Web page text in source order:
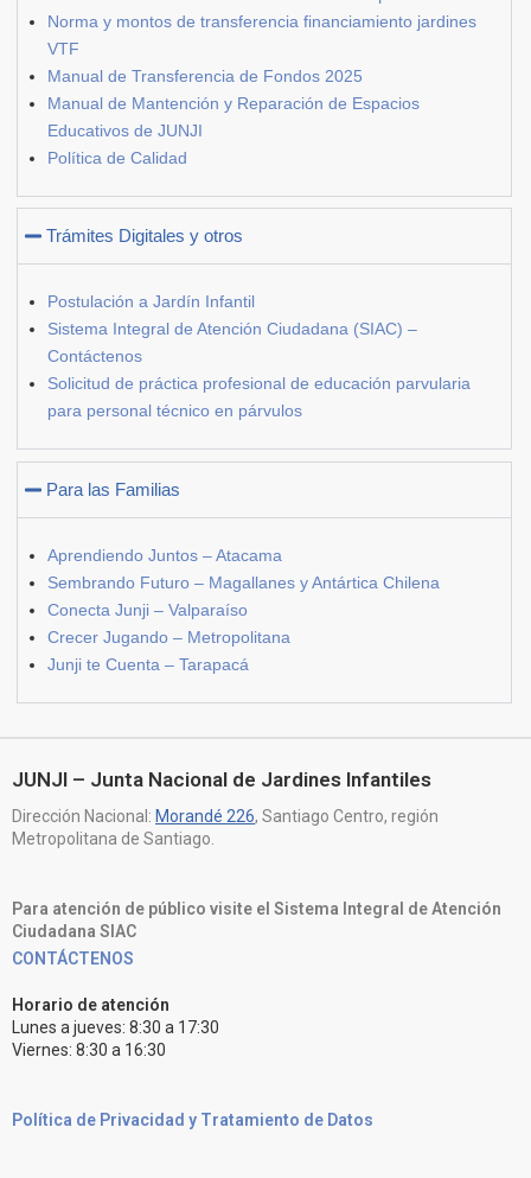
Norma y montos de transferencia financiamiento jardines
VTF
Manual de Transferencia de Fondos 2025
Manual de Mantención y Reparación de Espacios
Educativos de JUNJI
Política de Calidad
Trámites Digitales y otros
Postulación a Jardín Infantil
Sistema Integral de Atención Ciudadana (SIAC) –
Contáctenos
Solicitud de práctica profesional de educación parvularia
para personal técnico en párvulos
Para las Familias
Aprendiendo Juntos – Atacama
Sembrando Futuro – Magallanes y Antártica Chilena
Conecta Junji – Valparaíso
Crecer Jugando – Metropolitana
Junji te Cuenta – Tarapacá
JUNJI – Junta Nacional de Jardines Infantiles
Dirección Nacional: Morandé 226, Santiago Centro, región
Metropolitana de Santiago.
Para atención de público visite el Sistema Integral de Atención
Ciudadana SIAC
CONTÁCTENOS
Horario de atención
Lunes a jueves: 8:30 a 17:30
Viernes: 8:30 a 16:30
Política de Privacidad y Tratamiento de Datos